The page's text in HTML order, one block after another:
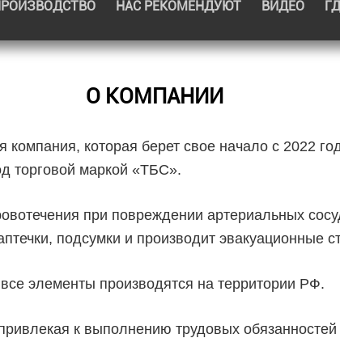
Ваше
НАС РЕКОМЕНДУЮТ ВИДЕО
О КОМПАНИИ
которая берет свое начало с 2022
торговой маркой «ТБС».
при повреждении артериальных
подсумки и производит эвакуационные
элементы производятся на территории РФ.
к выполнению трудовых